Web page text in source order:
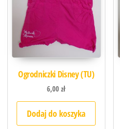
Ogrodniczki Disney (TU)
6,00zł
Dodaj do koszyka